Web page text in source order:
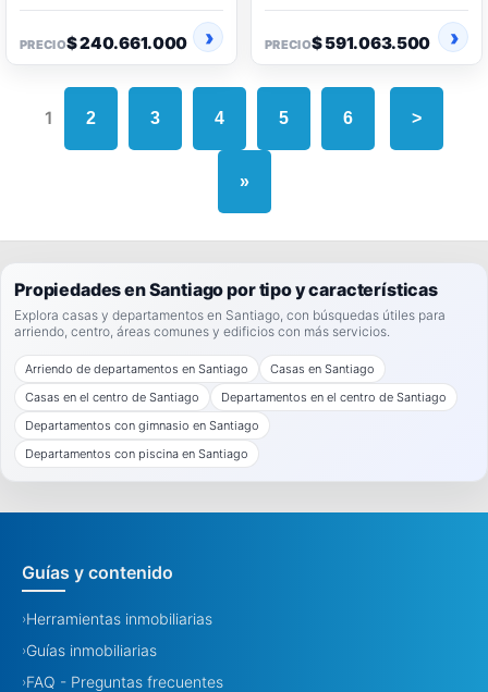
PRECIO$ 240.661.000 PRECIO$ 591.063.500
1 2 3 4 5 6 >
»
Propiedades en Santiago por tipo y características
Explora casas y departamentos en Santiago, con búsquedas útiles para
arriendo, centro, áreas comunes y edificios con más servicios.
Arriendo de departamentos en Santiago
Casas en Santiago
Casas en el centro de Santiago
Departamentos en el centro de Santiago
Departamentos con gimnasio en Santiago
Departamentos con piscina en Santiago
Guías y contenido
›Herramientas inmobiliarias
›Guías inmobiliarias
›FAQ - Preguntas frecuentes